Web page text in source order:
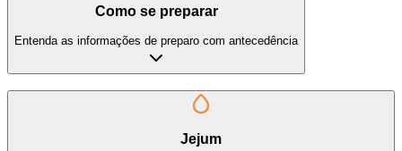
Como se preparar
Entenda as informações de preparo com antecedência
Jejum